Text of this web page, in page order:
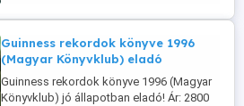
Guinness rekordok könyve 1996
(Magyar Könyvklub) eladó
Guinness rekordok könyve 1996 (Magyar
Könyvklub) jó állapotban eladó! Ár: 2800